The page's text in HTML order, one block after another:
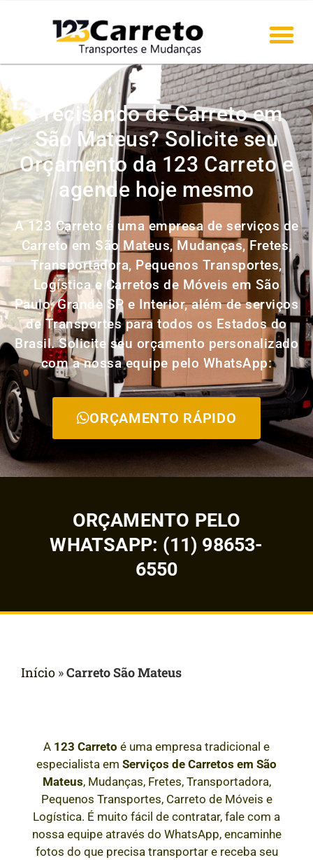
Precisando de Carreto em
São Mateus? Solicite seu
Orçamento da 123 Carreto e
agende hoje mesmo
A 123 Carreto é uma empresa de serviços de
Carreto em São Mateus, Mudanças, Fretes,
Transportadora, Pequenos Transportes,
Logística e Carretos de Móveis em São
Paulo, Grande SP e Interior, além de serviços
de Transportes para todos os Estados do
Brasil. Solicite seu orçamento personalizado
com a nossa equipe pelo WhatsApp:
ORÇAMENTO RÁPIDO
ORÇAMENTO PELO
WHATSAPP: (11) 98653-
6550
Início »Carreto São Mateus
A 123 Carreto é uma empresa tradicional e
especialista em Serviços de Carretos em São
Mateus, Mudanças, Fretes, Transportadora,
Pequenos Transportes, Carreto de Móveis e
Logística. É muito fácil de contratar, fale com a
nossa equipe através do WhatsApp, encaminhe
fotos do que precisa transportar e receba seu